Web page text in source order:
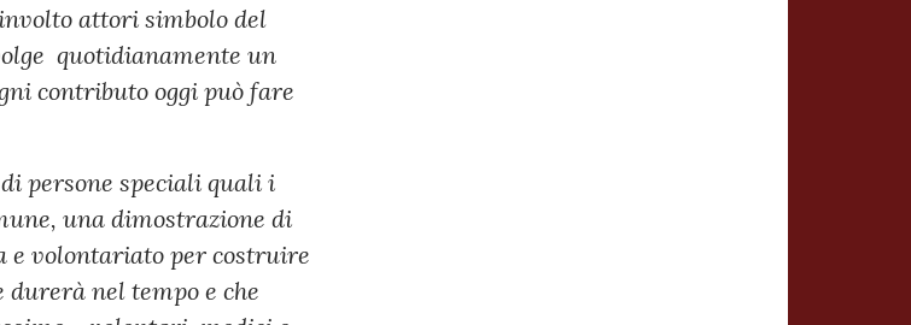
attori simbolo del
quotidianamente un
contributo oggi può fare
persone speciali quali i
una dimostrazione di
e volontariato per costruire
nel tempo e che